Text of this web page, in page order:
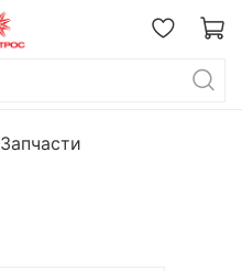
Запчасти